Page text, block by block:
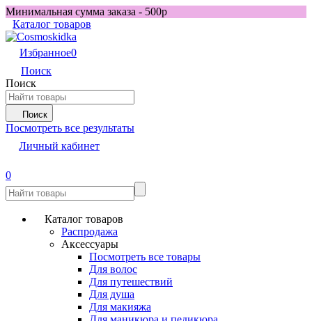
Минимальная сумма заказа - 500р
Каталог товаров
Избранное0
Поиск
Поиск
Поиск
Посмотреть все результаты
Личный кабинет
0
Каталог товаров
Распродажа
Аксессуары
Посмотреть все товары
Для волос
Для путешествий
Для душа
Для макияжа